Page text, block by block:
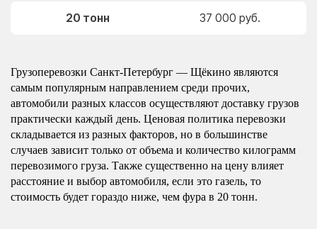
20 тонн 37 000 руб.
Грузоперевозки Санкт-Петербург — Щёкино являются
самым популярным направлением среди прочих,
автомобили разных классов осуществляют доставку грузов
практически каждый день. Ценовая политика перевозки
складывается из разных факторов, но в большинстве
случаев зависит только от объема и количество килограмм
перевозимого груза. Также существенно на цену влияет
расстояние и выбор автомобиля, если это газель, то
стоимость будет гораздо ниже, чем фура в 20 тонн.